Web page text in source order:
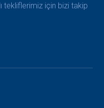
tekliflerimiz için bizi takip